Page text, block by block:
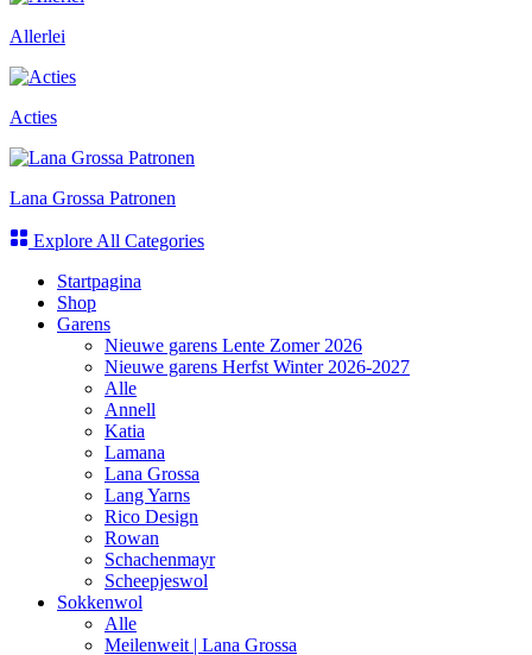
Allerlei
Acties
Lana Grossa Patronen
Explore All Categories
Startpagina
Shop
Garens
Nieuwe garens Lente Zomer 2026
Nieuwe garens Herfst Winter 2026-2027
Alle
Annell
Katia
Lamana
Lana Grossa
Lang Yarns
Rico Design
Rowan
Schachenmayr
Scheepjeswol
Sokkenwol
Alle
Meilenweit | Lana Grossa